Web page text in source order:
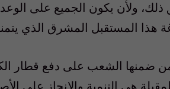
ولأن يكون الجميع على
ضمنها الشعب على دفع قطار